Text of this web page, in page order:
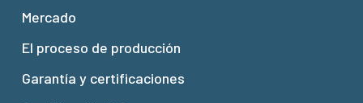
Mercado
El proceso de producción
Garantía y certificaciones